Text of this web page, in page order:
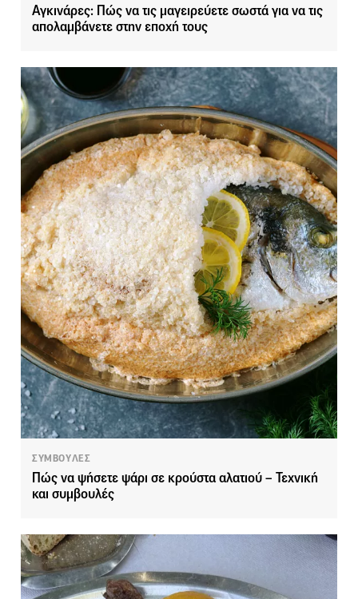
Αγκινάρες: Πώς να τις μαγειρεύετε σωστά για να τις
απολαμβάνετε στην εποχή τους
ΣΥΜΒΟΥΛΕΣ
Πώς να ψήσετε ψάρι σε κρούστα αλατιού – Τεχνική
και συμβουλές